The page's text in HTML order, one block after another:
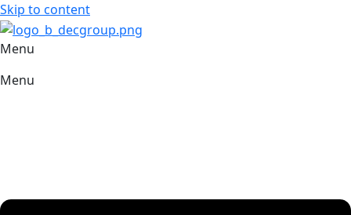
Skip to content
Menu
Menu